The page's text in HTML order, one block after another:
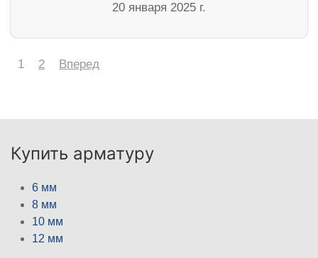
20 января 2025 г.
1 2 Вперед
Купить арматуру
6 мм
8 мм
10 мм
12 мм